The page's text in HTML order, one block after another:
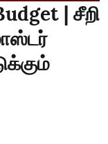
| சீறி